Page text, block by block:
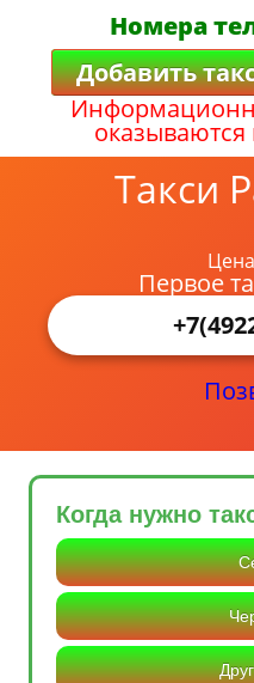
Номера
Добавить
Такси
Первое
Когда нужно